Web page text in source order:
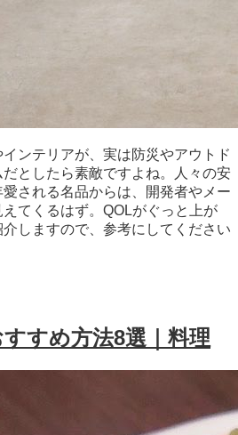
ンテリアが、実は防災やアウトド
としたら素敵ですよね。人々の安
される名品からは、開発者やメー
てくるはず。QOLがぐっと上が
しますので、参考にしてください
すめ方法8選｜料理